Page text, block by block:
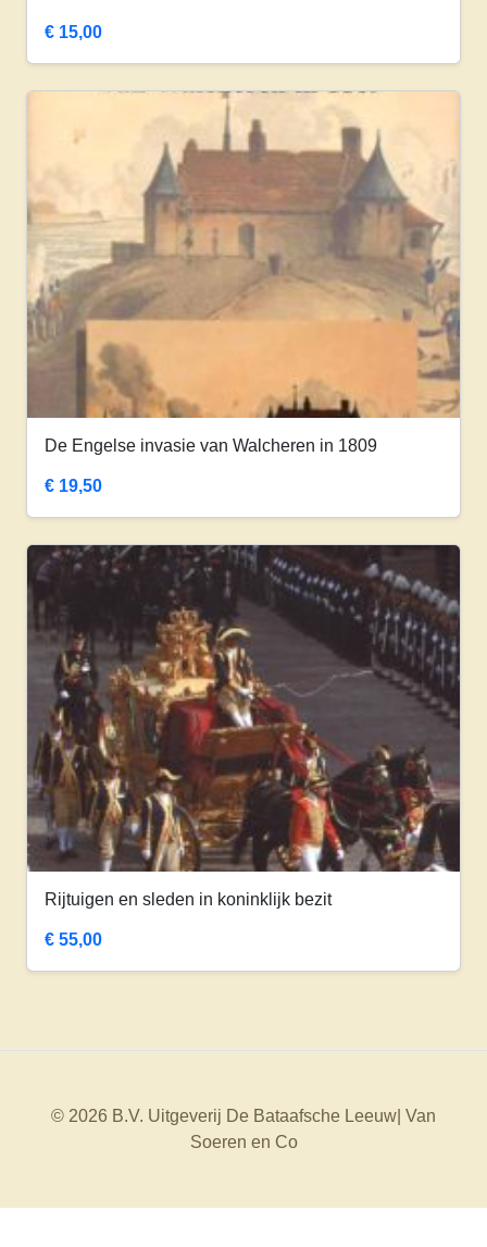
€ 15,00
De Engelse invasie van Walcheren in 1809
€ 19,50
Rijtuigen en sleden in koninklijk bezit
€ 55,00
© 2026 B.V. Uitgeverij De Bataafsche Leeuw| Van
Soeren en Co